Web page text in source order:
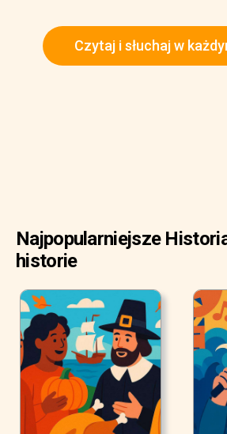
Czytaj i słuchaj w
Najpopularniejsze
historie